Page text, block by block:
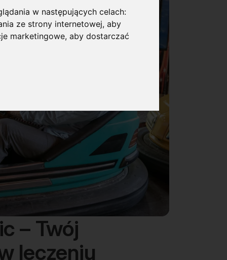
w następujących celach:
ze strony internetowej,aby
marketingowe,aby dostarczać
– Twój
leczeniu